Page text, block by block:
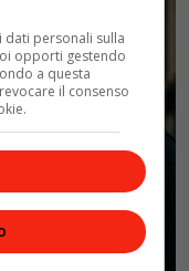
personali sulla
opporti gestendo
a questa
il consenso